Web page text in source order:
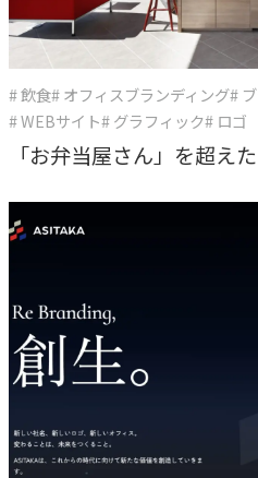
# 飲食# オフィスブランディング#
# WEBサイト# グラフィック# ロゴ
「お弁当屋さん」を超え
ーケーズデリカ10年間の